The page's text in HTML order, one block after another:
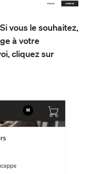
vous le souhaitez,
à votre
cliquez sur